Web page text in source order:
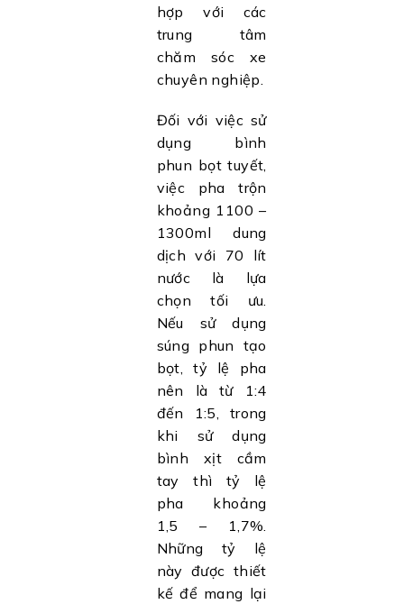
hợp với các
trung tâm
chăm sóc xe
chuyên nghiệp.
Đối với việc sử
dụng bình
phun bọt tuyết,
việc pha trộn
khoảng 1100 –
1300ml dung
dịch với 70 lít
nước là lựa
chọn tối ưu.
Nếu sử dụng
súng phun tạo
bọt, tỷ lệ pha
nên là từ 1:4
đến 1:5, trong
khi sử dụng
bình xịt cầm
tay thì tỷ lệ
pha khoảng
1,5 – 1,7%.
Những tỷ lệ
này được thiết
kế để mang lại